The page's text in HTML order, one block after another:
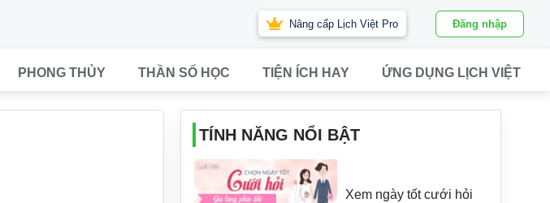
Nâng cấp Lịch Việt Pro Đăng nhập
PHONG THỦY THẦN SỐ HỌC TIỆN ÍCH HAY ỨNG DỤNG LỊCH VIỆT
TÍNH NĂNG NỔI BẬT
Xem ngày tốt cưới hỏi